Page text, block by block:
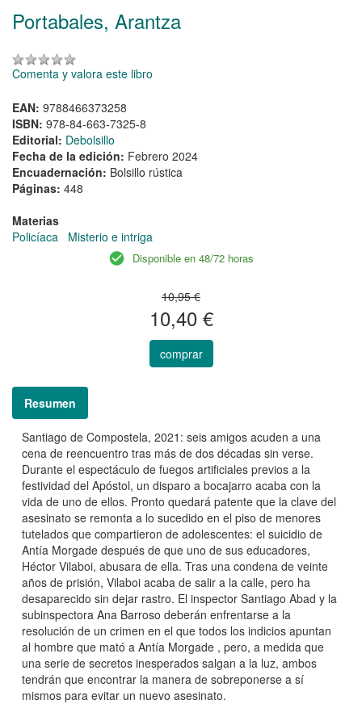
Portabales, Arantza
Comenta y valora este libro
EAN: 9788466373258
ISBN: 978-84-663-7325-8
Editorial: Debolsillo
Fecha de la edición: Febrero 2024
Encuadernación: Bolsillo rústica
Páginas: 448
Materias
Policíaca
Misterio e intriga
Disponible en 48/72 horas
10,95 €
10,40 €
comprar
Resumen
Santiago de Compostela, 2021: seis amigos acuden a una
cena de reencuentro tras más de dos décadas sin verse.
Durante el espectáculo de fuegos artificiales previos a la
festividad del Apóstol, un disparo a bocajarro acaba con la
vida de uno de ellos. Pronto quedará patente que la clave del
asesinato se remonta a lo sucedido en el piso de menores
tutelados que compartieron de adolescentes: el suicidio de
Antía Morgade después de que uno de sus educadores,
Héctor Vilaboi, abusara de ella. Tras una condena de veinte
años de prisión, Vilaboi acaba de salir a la calle, pero ha
desaparecido sin dejar rastro. El inspector Santiago Abad y la
subinspectora Ana Barroso deberán enfrentarse a la
resolución de un crimen en el que todos los indicios apuntan
al hombre que mató a Antía Morgade , pero, a medida que
una serie de secretos inesperados salgan a la luz, ambos
tendrán que encontrar la manera de sobreponerse a sí
mismos para evitar un nuevo asesinato.